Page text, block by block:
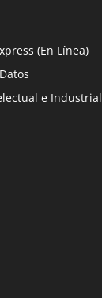
(En Línea)
e Industrial